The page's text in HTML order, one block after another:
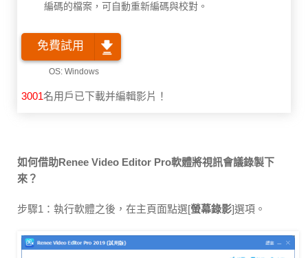
編碼的檔案，可自動重新編碼與校對。
免費試用
3001名用戶已下載并編輯影片！
如何借助Renee Video Editor Pro軟體將視訊會議錄製下
來？
步驟1：執行軟體之後，在主頁面點選[螢幕錄影]選項。